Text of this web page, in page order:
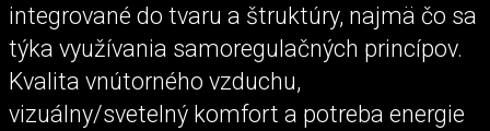
integrované do tvaru a štruktúry, najmä čo sa
týka využívania samoregulačných princípov.
Kvalita vnútorného vzduchu,
vizuálny/svetelný komfort a potreba energie